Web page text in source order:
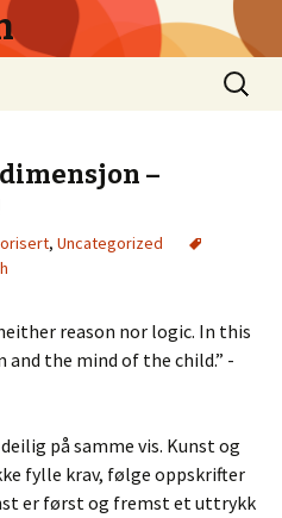
Search
for:
–
, Uncategorized
reason nor logic. In this
and the mind of the child.” -
på samme vis. Kunst og
fylle krav, følge oppskrifter
er først og fremst et uttrykk